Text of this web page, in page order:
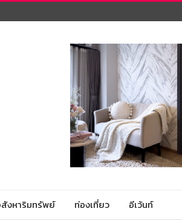
งหาริมทรัพย์ ท่องเที่ยว อีเว้นท์